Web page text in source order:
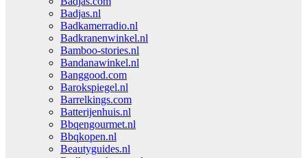
Badjas.nl
Badkamerradio.nl
Badkranenwinkel.nl
Bamboo-stories.nl
Bandanawinkel.nl
Banggood.com
Barokspiegel.nl
Barrelkings.com
Batterijenhuis.nl
Bbqengourmet.nl
Bbqkopen.nl
Beautyguides.nl